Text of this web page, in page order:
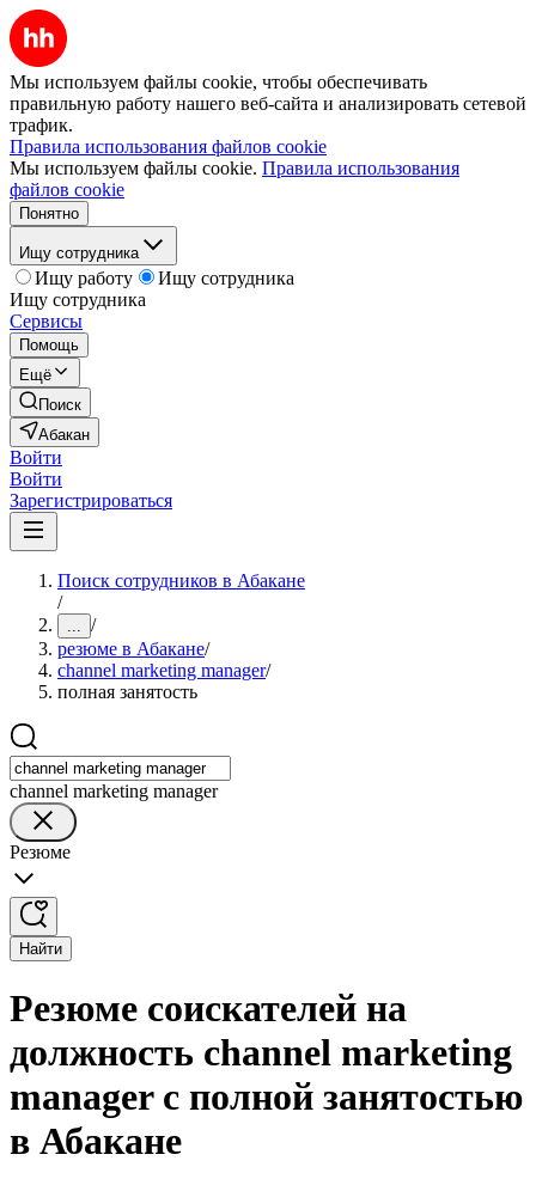
Мы используем файлы cookie, чтобы обеспечивать
правильную работу нашего веб-сайта и анализировать сетевой
трафик.
Правила использования файлов cookie
Мы используем файлы cookie. Правила использования
файлов cookie
Понятно
Ищу сотрудника
Ищу работу
Ищу сотрудника
Ищу сотрудника
Сервисы
Помощь
Ещё
Поиск
Абакан
Войти
Войти
Зарегистрироваться
Поиск сотрудников в Абакане
/
... /
резюме в Абакане/
channel marketing manager/
полная занятость
channel marketing manager
Резюме
Найти
Резюме соискателей на
должность channel marketing
manager с полной занятостью
в Абакане